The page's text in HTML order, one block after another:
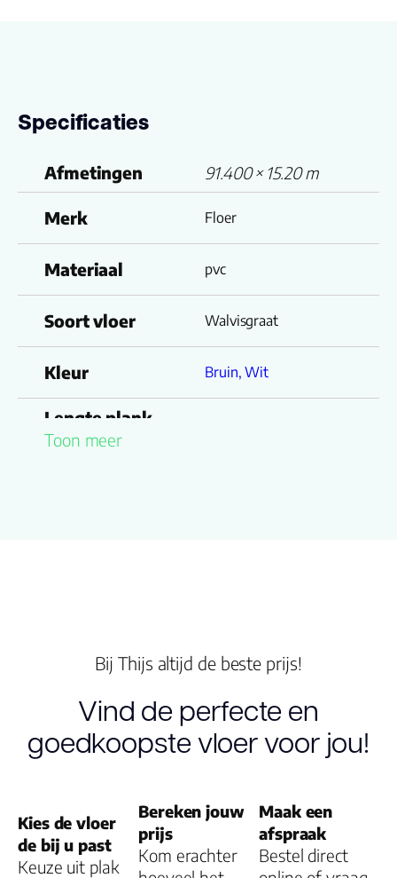
Specificaties
Afmetingen 91.400 × 15.20 m
Merk Floer
Materiaal pvc
Soort vloer Walvisgraat
Kleur Bruin, Wit
Lengte plank
(cm)
V groef 4-MV
Gebruiksklasse 23, 33, 42
Vloerverwarming
Montage Plak PVC
Toon meer
Bij Thijs altijd de beste prijs!
Vind de perfecte en
goedkoopste vloer voor jou!
Kies de vloer
de bij u past
Keuze uit plak
Bereken jouw
prijs
Kom erachter
Maak een
afspraak
Bestel direct